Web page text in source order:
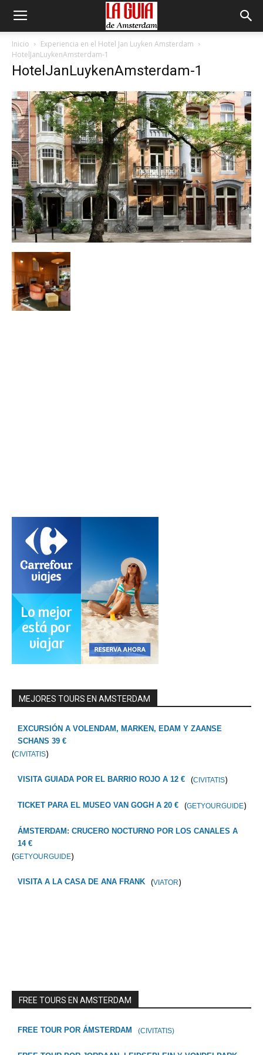
Inicio
Experiencia en el Hotel Jan Luyken Amsterdam
HotelJanLuykenAmsterdam-1
HotelJanLuykenAmsterdam-1
MEJORES TOURS EN AMSTERDAM
EXCURSIÓN A VOLENDAM, MARKEN, EDAM Y ZAANSE
SCHANS 39 €
(CIVITATIS)
VISITA GUIADA POR EL BARRIO ROJO A 12 € (CIVITATIS)
TICKET PARA EL MUSEO VAN GOGH A 20 € (GETYOURGUIDE)
ÁMSTERDAM: CRUCERO NOCTURNO POR LOS CANALES A
14 €
(GETYOURGUIDE)
VISITA A LA CASA DE ANA FRANK (VIATOR)
FREE TOURS EN AMSTERDAM
FREE TOUR POR ÁMSTERDAM (CIVITATIS)